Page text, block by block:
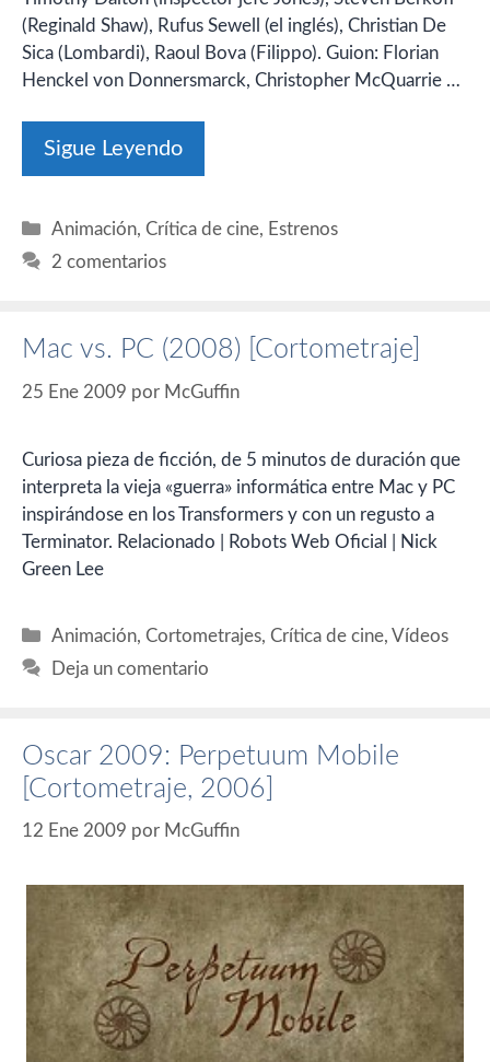
(Reginald Shaw), Rufus Sewell (el inglés), Christian De
Sica (Lombardi), Raoul Bova (Filippo). Guion: Florian
Henckel von Donnersmarck, Christopher McQuarrie …
Sigue Leyendo
Categorías
Animación,Crítica de cine, Estrenos
2 comentarios
Mac vs. PC (2008) [Cortometraje]
25 Ene 2009 por McGuffin
Curiosa pieza de ficción, de 5 minutos de duración que
interpreta la vieja «guerra» informática entre Mac y PC
inspirándose en los Transformers y con un regusto a
Terminator. Relacionado | Robots Web Oficial | Nick
Green Lee
Categorías
Animación,Cortometrajes,Crítica de cine,Vídeos
Deja un comentario
Oscar 2009: Perpetuum Mobile
[Cortometraje, 2006]
12 Ene 2009 por McGuffin